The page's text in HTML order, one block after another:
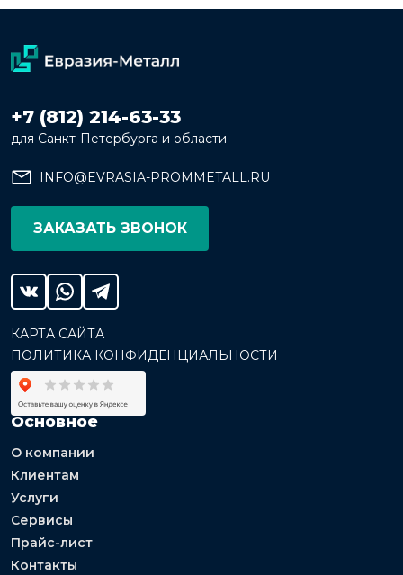
+7 (812) 214-63-33
для Санкт-Петербурга и области
INFO@EVRASIA-PROMMETALL.RU
ЗАКАЗАТЬ ЗВОНОК
КАРТА САЙТА
ПОЛИТИКА КОНФИДЕНЦИАЛЬНОСТИ
Основное
О компании
Клиентам
Услуги
Сервисы
Прайс-лист
Контакты